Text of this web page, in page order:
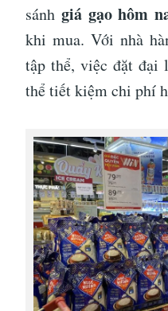
sánh giá gạo hôm
khi mua. Với nhà
tập thể, việc đặt
thể tiết kiệm chi phí